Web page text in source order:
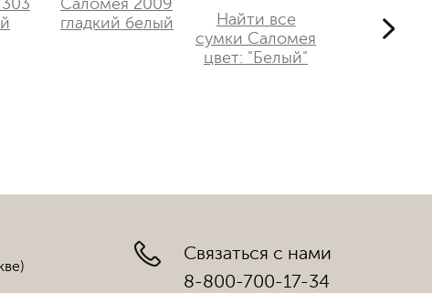
Найти все
сумки Саломея
цвет: "Белый"
Связаться с нами
8-800-700-17-34